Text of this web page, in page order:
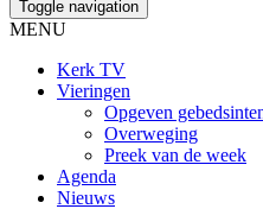
Toggle navigation
MENU
Kerk TV
Vieringen
Opgeven
Overweging
Preek van de week
Agenda
Nieuws